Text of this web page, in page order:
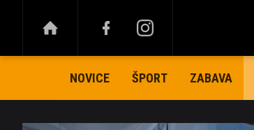
NOVICE ŠPORT ZABAVA